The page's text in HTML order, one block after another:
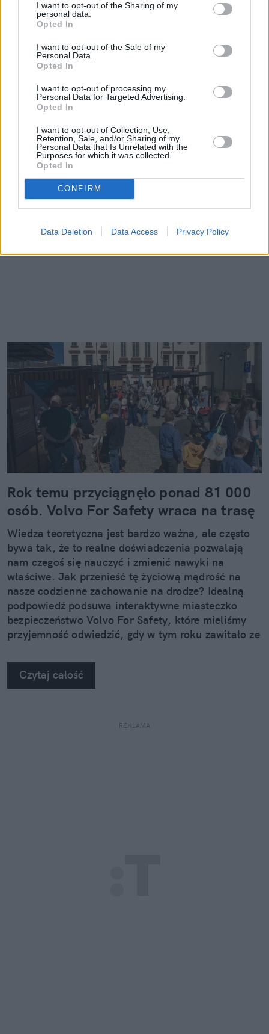
I want to opt-out of the Sharing of my
personal data.
Opted In
I want to opt-out of the Sale of my
Personal Data.
Opted In
I want to opt-out of processing my
Personal Data for Targeted Advertising.
Opted In
I want to opt-out of Collection, Use,
Retention, Sale, and/or Sharing of my
Personal Data that Is Unrelated with the
Purposes for which it was collected.
Opted In
CONFIRM
Data Deletion Data Access Privacy Policy
REKLAMA
Rok temu przyciągnęło ponad 81 000
osób. Volvo For Safety wraca na trasę
Wiedza teoretyczna jest bardzo ważna, ale często
bywa tak, że to realne doświadczenia pozwalają
nam czegoś się nauczyć i zmienić nawyki na
właściwe. Jak przenieść tę życiową mądrość na
nasze codzienne zachowanie na drodze? Idealną
podpowiedź podsuwa interaktywne miasteczko
bezpieczeństwo Volvo For Safety, które mieliśmy
przyjemność odwiedzić, gdy w tym roku zawitało ze
Czytaj całość
REKLAMA